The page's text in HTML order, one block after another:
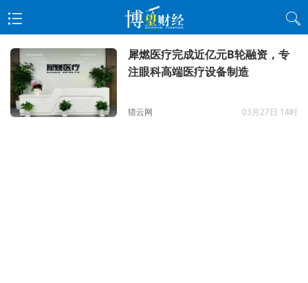
犀燃医疗完成近亿元B轮融资，专
注眼科高端医疗设备制造
猎云网 03月27日 14时